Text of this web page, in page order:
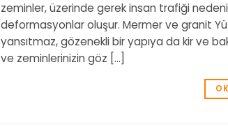
zeminler, üzerinde gerek insan trafiği
deformasyonlar oluşur. Mermer ve granit
yansıtmaz, gözenekli bir yapıya da kir ve
ve zeminlerinizin göz […]